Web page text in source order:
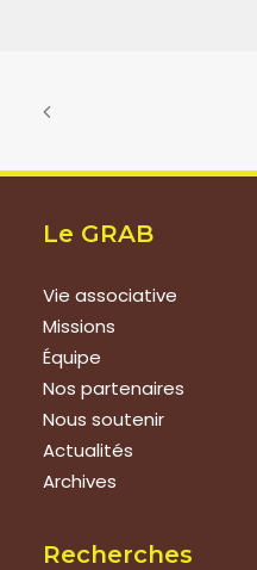
Le GRAB
Vie associative
Missions
Équipe
Nos partenaires
Nous soutenir
Actualités
Archives
Recherches